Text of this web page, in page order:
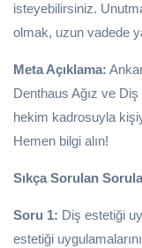
isteyebilirsiniz.
olmak, uzun vadede
Meta Açıklama:
Denthaus Ağız ve
hekim kadrosuyla
Hemen bilgi alın!
Sıkça Sorulan
Soru 1: Diş estetiği
estetiği